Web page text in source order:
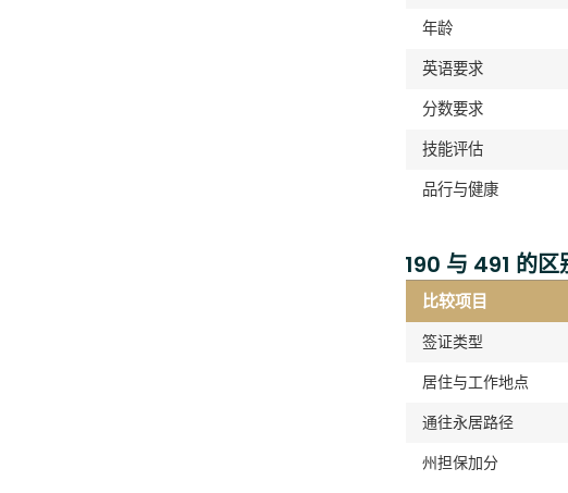
年龄
英语要求
分数要求
技能评估
品行与健康
190 与 491 的区
比较项目
签证类型
居住与工作地点
通往永居路径
州担保加分